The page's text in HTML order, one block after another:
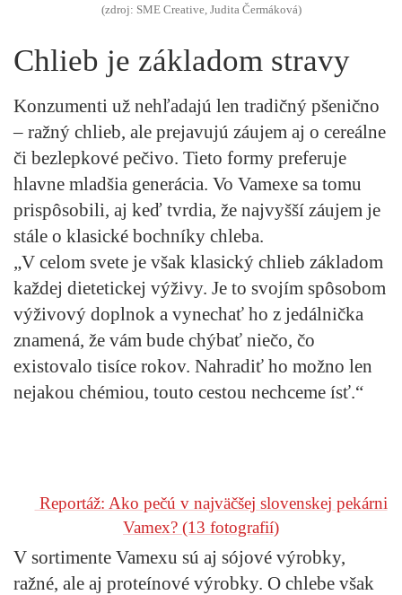
(zdroj: SME Creative, Judita Čermáková)
Chlieb je základom stravy
Konzumenti už nehľadajú len tradičný pšenično
– ražný chlieb, ale prejavujú záujem aj o cereálne
či bezlepkové pečivo. Tieto formy preferuje
hlavne mladšia generácia. Vo Vamexe sa tomu
prispôsobili, aj keď tvrdia, že najvyšší záujem je
stále o klasické bochníky chleba.
„V celom svete je však klasický chlieb základom
každej dietetickej výživy. Je to svojím spôsobom
výživový doplnok a vynechať ho z jedálnička
znamená, že vám bude chýbať niečo, čo
existovalo tisíce rokov. Nahradiť ho možno len
nejakou chémiou, touto cestou nechceme ísť.“
Reportáž: Ako pečú v najväčšej slovenskej pekárni
Vamex? (13 fotografií)
V sortimente Vamexu sú aj sójové výrobky,
ražné, ale aj proteínové výrobky. O chlebe však